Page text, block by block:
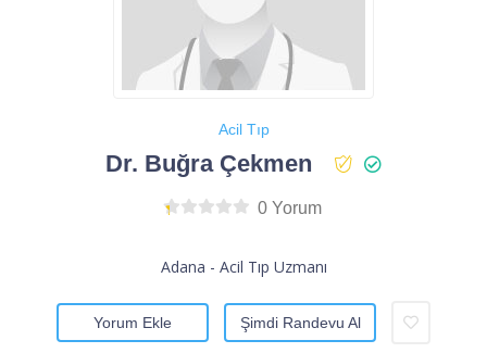
Acil Tıp
Dr. Buğra Çekmen
0 Yorum
Adana - Acil Tıp Uzmanı
Yorum Ekle Şimdi Randevu Al